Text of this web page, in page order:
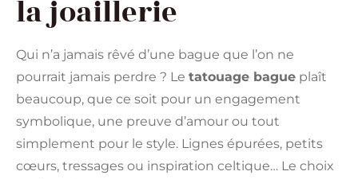
la joaillerie
Qui n’a jamais rêvé d’une bague que l’on ne
pourrait jamais perdre ? Le tatouage bague plaît
beaucoup, que ce soit pour un engagement
symbolique, une preuve d’amour ou tout
simplement pour le style. Lignes épurées, petits
cœurs, tressages ou inspiration celtique… Le choix